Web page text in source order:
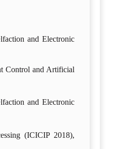
and Electronic
Control and Artificial
and Electronic
(ICICIP 2018),